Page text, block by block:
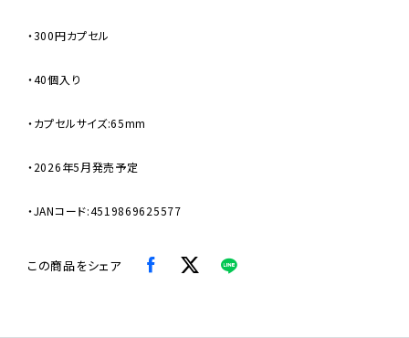
・300円カプセル
・40個入り
・カプセルサイズ:65mm
・2026年5月発売予定
・JANコード:4519869625577
この商品をシェア